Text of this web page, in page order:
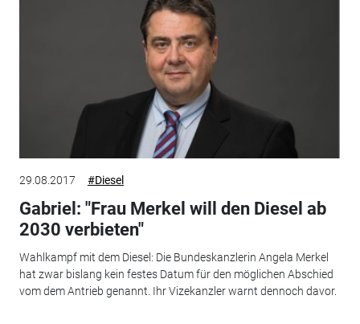
29.08.2017 #Diesel
Gabriel: "Frau Merkel will den Diesel ab
2030 verbieten"
Wahlkampf mit dem Diesel: Die Bundeskanzlerin Angela Merkel
hat zwar bislang kein festes Datum für den möglichen Abschied
vom dem Antrieb genannt. Ihr Vizekanzler warnt dennoch davor.